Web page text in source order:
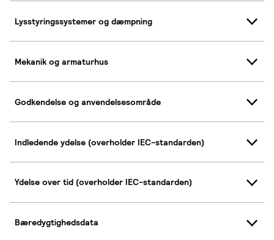
Lysstyringssystemer og dæmpning
Mekanik og armaturhus
Godkendelse og anvendelsesområde
Indledende ydelse (overholder IEC-standarden)
Ydelse over tid (overholder IEC-standarden)
Bæredygtighedsdata